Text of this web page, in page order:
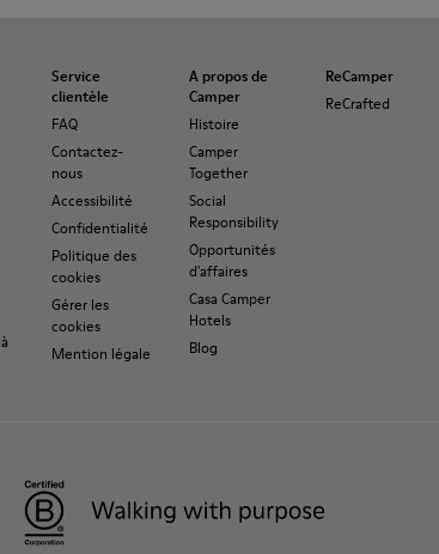
Service
clientèle
FAQ
Contactez-
nous
Accessibilité
Confidentialité
Politique des
cookies
Gérer les
cookies
Mention légale
A propos de
Camper
Histoire
Camper
Together
Social
Responsibility
Opportunités
d'affaires
Casa Camper
Hotels
Blog
ReCamper
ReCrafted